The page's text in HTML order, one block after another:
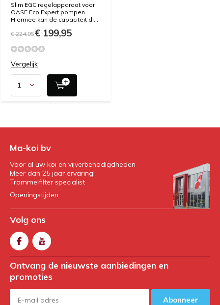
Slim EGC regelapparaat voor
OASE Eco Expert pompen.
Hiermee kan de capaciteit di...
€ 224,95€ 199,95
Vergelijk
Ma-koi bv
Voor al uw koi en vijverbenodigdheden
Meer dan 25 jaar ervaring!
Trommelfilter specialist
Openingstijden
Volg ons
Ontvang de nieuwste aanbiedingen en
promoties
Abonneer